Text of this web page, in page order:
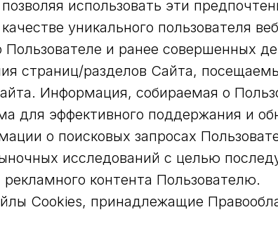
использовать эти
уникального пользователя
и ранее совершенных
страниц/разделов Сайта,
Информация, собираемая о
для эффективного поддержания и
о поисковых запросах
исследований с целью
контента Пользователю.
Cookies, принадлежащие